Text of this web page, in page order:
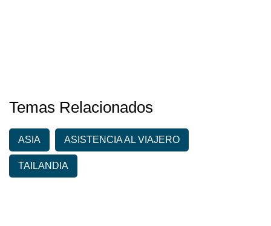
Temas Relacionados
ASIA ASISTENCIA AL VIAJERO
TAILANDIA